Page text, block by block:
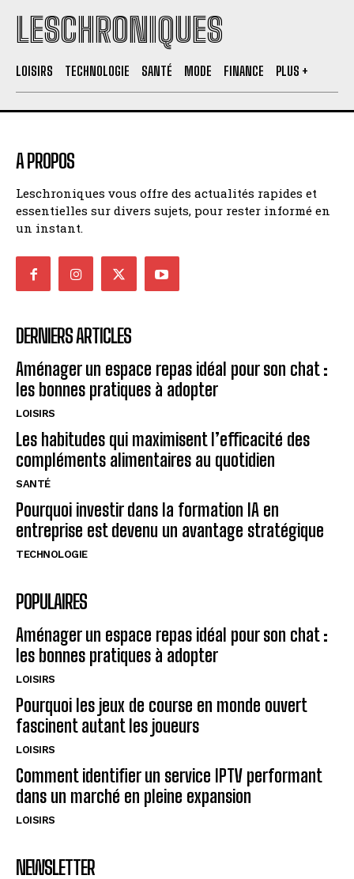
LESCHRONIQUES
LOISIRS TECHNOLOGIE SANTÉ MODE FINANCE PLUS +
A PROPOS
Leschroniques vous offre des actualités rapides et
essentielles sur divers sujets, pour rester informé en
un instant.
DERNIERS ARTICLES
Aménager un espace repas idéal pour son chat :
les bonnes pratiques à adopter
LOISIRS
Les habitudes qui maximisent l’efficacité des
compléments alimentaires au quotidien
SANTÉ
Pourquoi investir dans la formation IA en
entreprise est devenu un avantage stratégique
TECHNOLOGIE
POPULAIRES
Aménager un espace repas idéal pour son chat :
les bonnes pratiques à adopter
LOISIRS
Pourquoi les jeux de course en monde ouvert
fascinent autant les joueurs
LOISIRS
Comment identifier un service IPTV performant
dans un marché en pleine expansion
LOISIRS
NEWSLETTER